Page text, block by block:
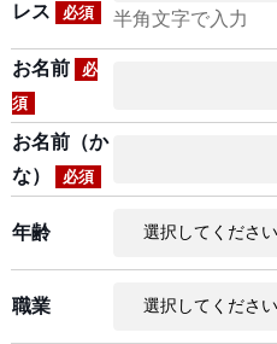
レス
必須 半角文字で入力
お名前
必
須
お名前（か
な）
必須
年齢
職業